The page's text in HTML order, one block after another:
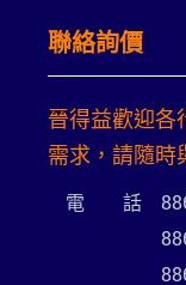
聯絡詢價
晉得益歡迎各
需求，請隨時
電 話